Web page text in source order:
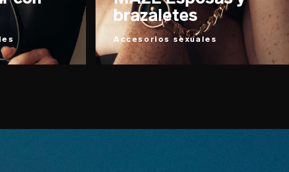
brazaletes
Accesorios sexuales